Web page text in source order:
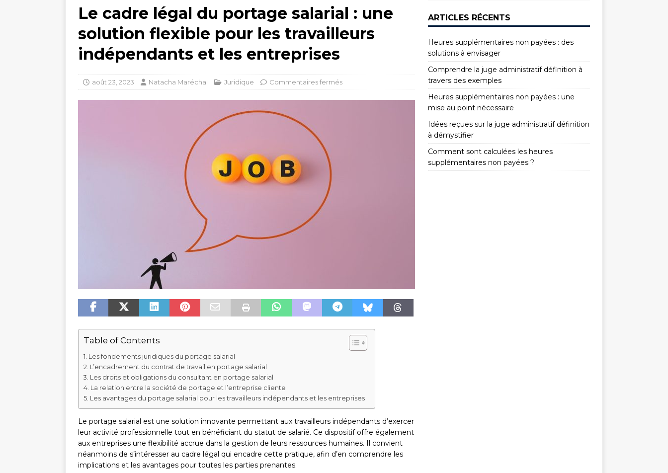
Le cadre légal du portage salarial : une
solution flexible pour les travailleurs
indépendants et les entreprises
août 23, 2023 Natacha Maréchal Juridique Commentaires fermés
Table of Contents
Les fondements juridiques du portage salarial
L’encadrement du contrat de travail en portage salarial
Les droits et obligations du consultant en portage salarial
La relation entre la société de portage et l’entreprise cliente
Les avantages du portage salarial pour les travailleurs indépendants et les entreprises
Le portage salarial est une solution innovante permettant aux travailleurs indépendants d’exercer
leur activité professionnelle tout en bénéficiant du statut de salarié. Ce dispositif offre également
aux entreprises une flexibilité accrue dans la gestion de leurs ressources humaines. Il convient
néanmoins de s’intéresser au cadre légal qui encadre cette pratique, afin d’en comprendre les
implications et les avantages pour toutes les parties prenantes.
ARTICLES RÉCENTS
Heures supplémentaires non payées : des
solutions à envisager
Comprendre la juge administratif définition à
travers des exemples
Heures supplémentaires non payées : une
mise au point nécessaire
Idées reçues sur la juge administratif définition
à démystifier
Comment sont calculées les heures
supplémentaires non payées ?